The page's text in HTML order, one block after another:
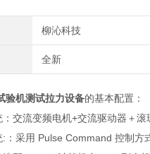
柳沁科技
全新
验机测试拉力设备的基本配置：
交流变频电机+交流驱动器＋滚
采用 Pulse Command 控制方